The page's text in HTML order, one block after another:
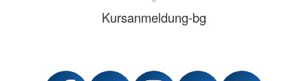
Kursanmeldung-bg